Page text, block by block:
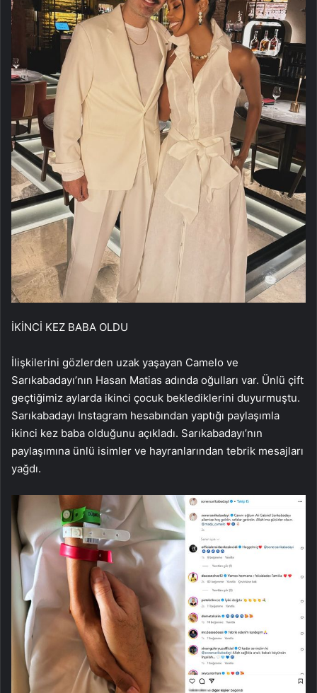
İKİNCİ KEZ BABA OLDU
İlişkilerini gözlerden uzak yaşayan Camelo ve
Sarıkabadayı’nın Hasan Matias adında oğulları var. Ünlü çift
geçtiğimiz aylarda ikinci çocuk beklediklerini duyurmuştu.
Sarıkabadayı Instagram hesabından yaptığı paylaşımla
ikinci kez baba olduğunu açıkladı. Sarıkabadayı’nın
paylaşımına ünlü isimler ve hayranlarından tebrik mesajları
yağdı.